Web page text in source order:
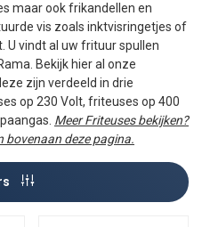
maar ook frikandellen en
vis zoals inktvisringetjes of
U vindt al uw frituur spullen
Bekijk hier al onze
zijn verdeeld in drie
op 230 Volt, friteuses op 400
Meer Friteuses bekijken?
bovenaan deze pagina.